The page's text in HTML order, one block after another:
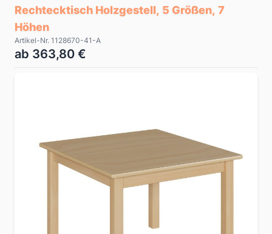
Rechtecktisch Holzgestell, 5 Größen, 7
Höhen
Artikel-Nr. 1128670-41-A
ab 363,80 €